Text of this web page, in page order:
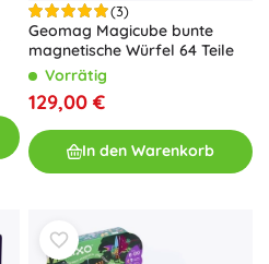
(3)
Geomag Magicube bunte
magnetische Würfel 64 Teile
Vorrätig
129,00 €
In den Warenkorb